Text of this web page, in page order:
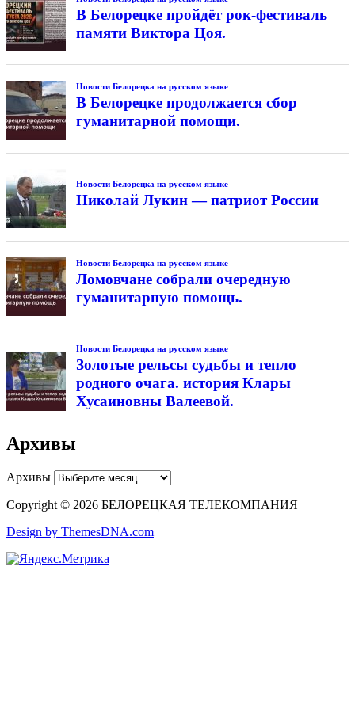
В Белорецке пройдёт рок-фестиваль
памяти Виктора Цоя.
Новости Белорецка на русском языке
В Белорецке продолжается сбор
гуманитарной помощи.
Новости Белорецка на русском языке
Николай Лукин — патриот России
Новости Белорецка на русском языке
Ломовчане собрали очередную
гуманитарную помощь.
Новости Белорецка на русском языке
Золотые рельсы судьбы и тепло
родного очага. история Клары
Хусаиновны Валеевой.
Архивы
Архивы
Copyright © 2026 БЕЛОРЕЦКАЯ ТЕЛЕКОМПАНИЯ
Design by ThemesDNA.com